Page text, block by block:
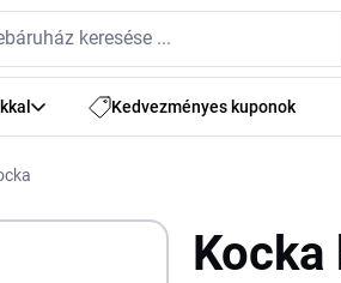
Kedvezményes kuponok
Kocka